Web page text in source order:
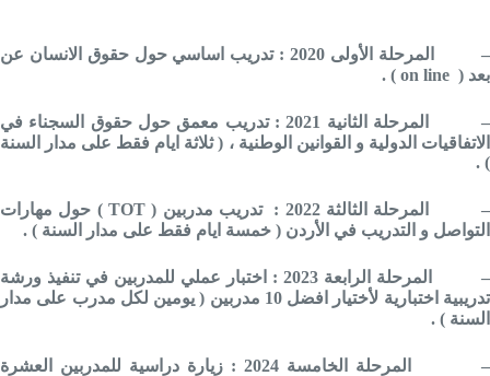
–
المرحلة الأولى 2020 : تدريب اساسي حول حقوق الانسان عن
بعد ( on line
) .
–
المرحلة الثانية 2021 : تدريب معمق حول حقوق السجناء في
الاتفاقيات الدولية و القوانين الوطنية ، ( ثلاثة ايام فقط على مدار السنة
) .
– المرحلة الثالثة 2022 : تدريب مدربين ( TOT ) حول مهارات
التواصل و التدريب في الأردن ( خمسة ايام فقط على مدار السنة ) .
–
المرحلة الرابعة 2023 : اختبار عملي للمدربين في تنفيذ ورشة
تدريبية اختبارية لأختيار افضل 10 مدربين ( يومين لكل مدرب على مدار
السنة ) .
–
المرحلة الخامسة 2024 : زيارة دراسية للمدربين العشرة